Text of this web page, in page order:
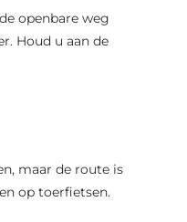
openbare weg
Houd u aan de
maar de route is
op toerfietsen.